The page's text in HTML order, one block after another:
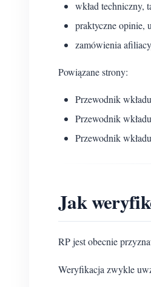
wkład techniczny,
praktyczne opinie,
zamówienia
Powiązane strony:
Przewodnik
Przewodnik
Przewodnik
Jak
RP jest obecnie
Weryfikacja zwykle